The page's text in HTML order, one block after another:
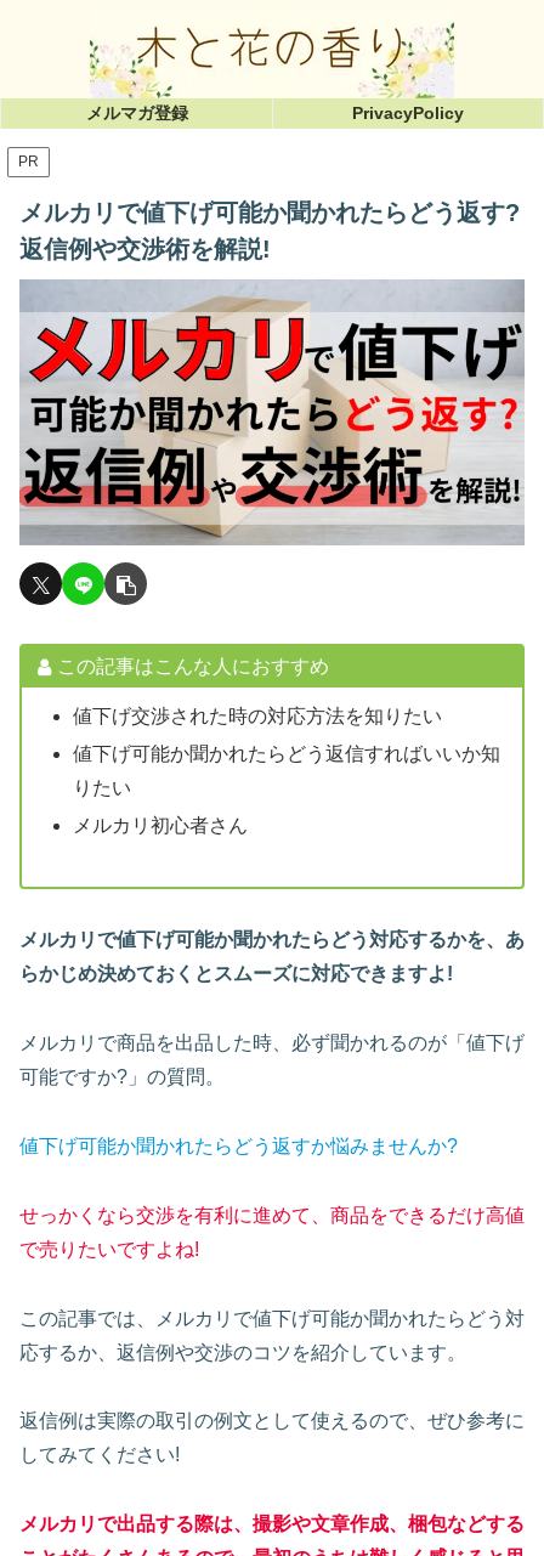
メルマガ登録 PrivacyPolicy
PR
メルカリで値下げ可能か聞かれたらどう返す?
返信例や交渉術を解説!
この記事はこんな人におすすめ
値下げ交渉された時の対応方法を知りたい
値下げ可能か聞かれたらどう返信すればいいか知
りたい
メルカリ初心者さん
メルカリで値下げ可能か聞かれたらどう対応するかを、あ
らかじめ決めておくとスムーズに対応できますよ!
メルカリで商品を出品した時、必ず聞かれるのが「値下げ
可能ですか?」の質問。
値下げ可能か聞かれたらどう返すか悩みませんか?
せっかくなら交渉を有利に進めて、商品をできるだけ高値
で売りたいですよね!
この記事では、メルカリで値下げ可能か聞かれたらどう対
応するか、返信例や交渉のコツを紹介しています。
返信例は実際の取引の例文として使えるので、ぜひ参考に
してみてください!
メルカリで出品する際は、撮影や文章作成、梱包などする